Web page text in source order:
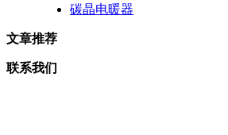
碳晶电暖器
文章推荐
联系我们